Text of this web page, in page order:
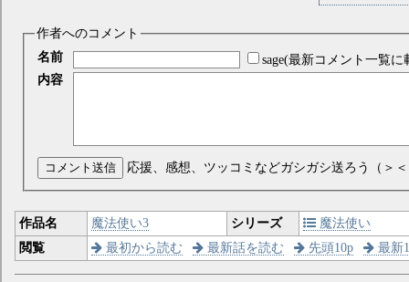
作者へのコメント
名前
sage(最新コメント一覧に
内容
コメント送信 応援、感想、ツッコミなどガシガシ送ろう（＞
作品名 魔法使い3 シリーズ
魔法使い
閲覧
最初から読む 最新話を読む 先頭10p 最新